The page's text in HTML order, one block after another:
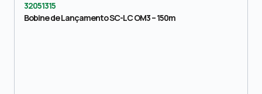
32051315
Bobine de Lançamento SC-LC OM3 – 150m